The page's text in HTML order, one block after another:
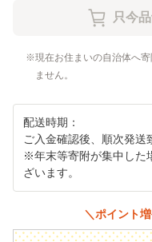
現在お住まいの自治体へ
ません。
配送時期：
ご入金確認後、順次発送
※年末等寄附が集中した
ざいます。
＼ポイント